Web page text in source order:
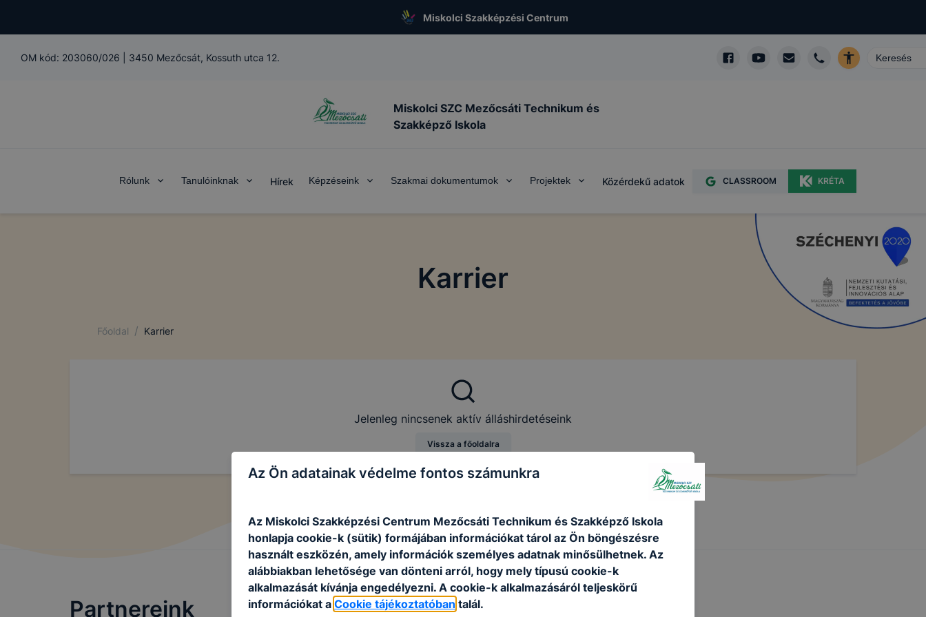
Miskolci Szakképzési Centrum
OM kód: 203060/026 3450 Mezőcsát, Kossuth utca 12.
Miskolci SZC Mezőcsáti Technikum és
Szakképző Iskola
Rólunk Tanulóinknak Hírek Képzéseink Szakmai dokumentumok Projektek Közérdekű adatok CLASSROOM KRÉTA
Karrier
Főoldal / Karrier
Jelenleg nincsenek aktív álláshirdetéseink
Vissza a főoldalra
Partnereink
Az Ön adatainak védelme fontos számunkra
Az Miskolci Szakképzési Centrum Mezőcsáti Technikum és Szakképző Iskola
honlapja cookie-k (sütik) formájában információkat tárol az Ön böngészésre
használt eszközén, amely információk személyes adatnak minősülhetnek. Az
alábbiakban lehetősége van dönteni arról, hogy mely típusú cookie-k
alkalmazását kívánja engedélyezni. A cookie-k alkalmazásáról teljeskörű
információkat a Cookie tájékoztatóban talál.